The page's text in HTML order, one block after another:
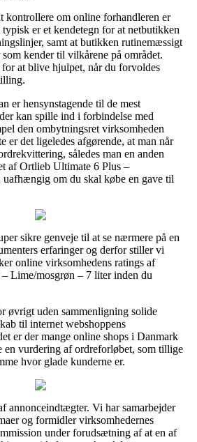
kontrollere om online forhandleren er
er et kendetegn for at netbutikken
samt at butikken rutinemæssigt
kender til vilkårene på området.
at blive hjulpet, når du forvoldes
er hensynstagende til de mest
kan spille ind i forbindelse med
den ombytningsret virksomheden
er det ligeledes afgørende, at man når
således man en anden
af Ortlieb Ultimate 6 Plus –
om du skal købe en gave til
sikre genveje til at se nærmere på en
erfaringer og derfor stiller vi
online virksomhedens ratings af
Lime/mosgrøn – 7 liter inden du
øvrigt uden sammenligning solide
til internet webshoppens
er der mange online shops i Danmark
en vurdering af ordreforløbet, som tillige
hvor glade kunderne er.
annonceindtægter. Vi har samarbejder
og formidler virksomhedernes
under forudsætning af at en af